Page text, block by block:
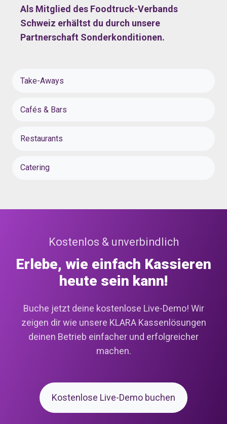
Als Mitglied des Foodtruck-Verbands
Schweiz erhältst du durch unsere
Partnerschaft Sonderkonditionen.
Take-Aways
Cafés & Bars
Restaurants
Catering
Kostenlos & unverbindlich
Erlebe, wie einfach Kassieren
heute sein kann!
Buche jetzt deine kostenlose Live-Demo! Wir
zeigen dir wie unsere KLARA Kassenlösungen
deinen Betrieb einfacher und erfolgreicher
machen.
Kostenlose Live-Demo buchen